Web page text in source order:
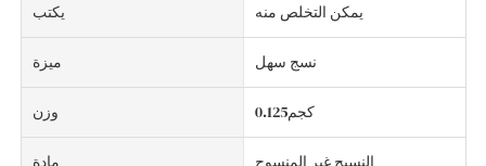
يكتب يمكن التخلص منه
ميزة نسج سهل
وزن كجم0.125